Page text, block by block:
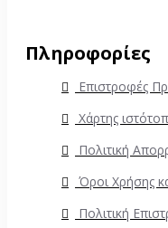
Πληροφορίες
Επιστροφές
Χάρτης
Πολιτική
Όροι Χρήσης
Πολιτική